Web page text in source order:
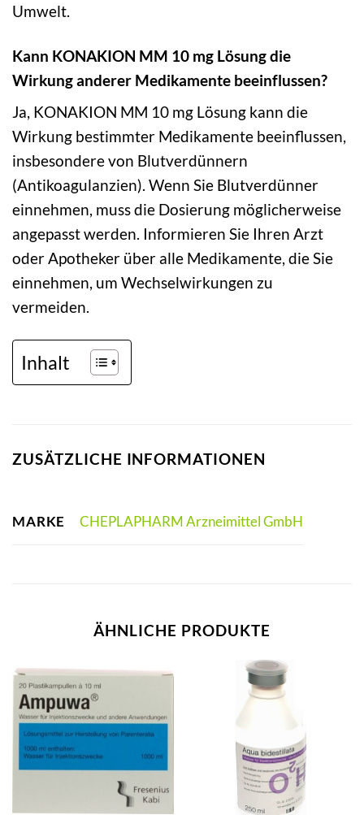
Umwelt.
Kann KONAKION MM 10 mg Lösung die
Wirkung anderer Medikamente beeinflussen?
Ja, KONAKION MM 10 mg Lösung kann die
Wirkung bestimmter Medikamente beeinflussen,
insbesondere von Blutverdünnern
(Antikoagulanzien). Wenn Sie Blutverdünner
einnehmen, muss die Dosierung möglicherweise
angepasst werden. Informieren Sie Ihren Arzt
oder Apotheker über alle Medikamente, die Sie
einnehmen, um Wechselwirkungen zu
vermeiden.
Inhalt
ZUSÄTZLICHE INFORMATIONEN
MARKE CHEPLAPHARM Arzneimittel GmbH
ÄHNLICHE PRODUKTE